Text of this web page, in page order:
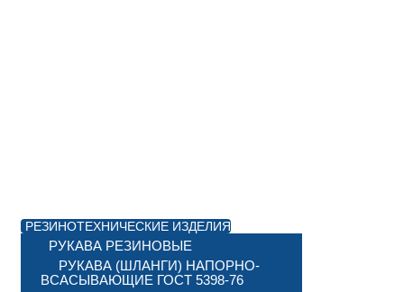
РЕЗИНОТЕХНИЧЕСКИЕ ИЗДЕЛИЯ
РУКАВА РЕЗИНОВЫЕ
РУКАВА (ШЛАНГИ) НАПОРНО-
ВСАСЫВАЮЩИЕ ГОСТ 5398-76